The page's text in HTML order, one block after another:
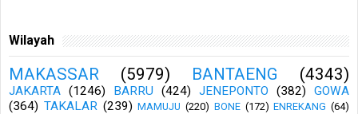
Wilayah
MAKASSAR (5979) BANTAENG (4343)
JAKARTA (1246) BARRU (424) JENEPONTO (382)
GOWA
(364) TAKALAR (239) MAMUJU (220) BONE (172) ENREKANG (64)